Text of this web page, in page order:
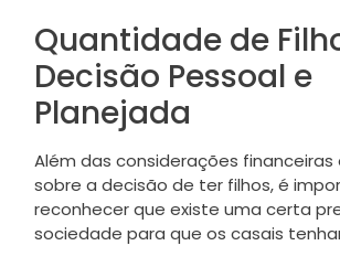
Quantidade de
Decisão Pessoal e
Planejada
Além das considerações financeiras
sobre a decisão de ter filhos, é
reconhecer que existe uma certa
sociedade para que os casais